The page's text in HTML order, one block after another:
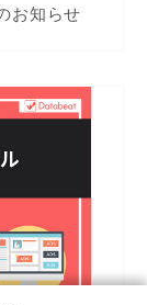
お知らせ